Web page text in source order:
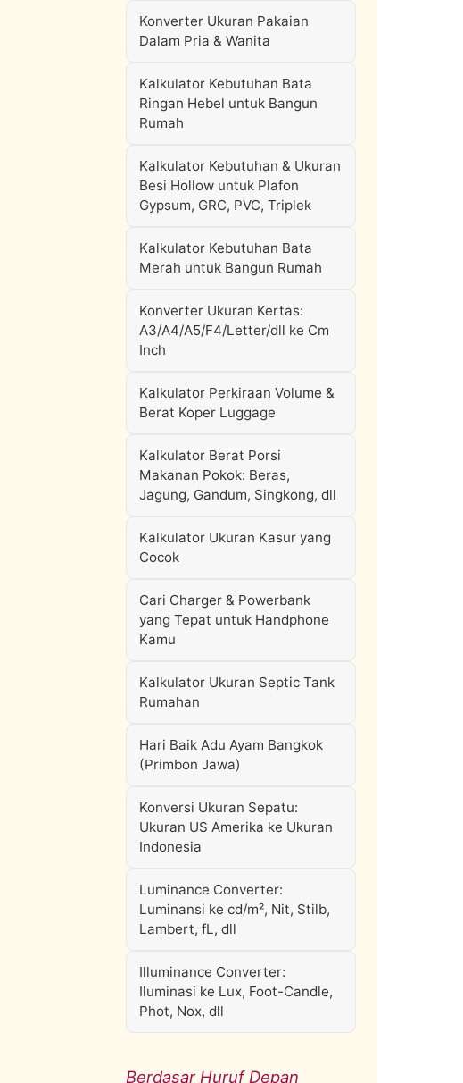
Konverter Ukuran Pakaian
Dalam Pria & Wanita
Kalkulator Kebutuhan Bata
Ringan Hebel untuk Bangun
Rumah
Kalkulator Kebutuhan & Ukuran
Besi Hollow untuk Plafon
Gypsum, GRC, PVC, Triplek
Kalkulator Kebutuhan Bata
Merah untuk Bangun Rumah
Konverter Ukuran Kertas:
A3/A4/A5/F4/Letter/dll ke Cm
Inch
Kalkulator Perkiraan Volume &
Berat Koper Luggage
Kalkulator Berat Porsi
Makanan Pokok: Beras,
Jagung, Gandum, Singkong, dll
Kalkulator Ukuran Kasur yang
Cocok
Cari Charger & Powerbank
yang Tepat untuk Handphone
Kamu
Kalkulator Ukuran Septic Tank
Rumahan
Hari Baik Adu Ayam Bangkok
(Primbon Jawa)
Konversi Ukuran Sepatu:
Ukuran US Amerika ke Ukuran
Indonesia
Luminance Converter:
Luminansi ke cd/m², Nit, Stilb,
Lambert, fL, dll
Illuminance Converter:
Iluminasi ke Lux, Foot-Candle,
Phot, Nox, dll
Berdasar Huruf Depan